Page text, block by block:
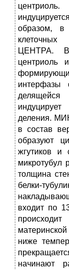
образом, в
ЦЕНТРА. В
центриоль
интерфазы
деления.
в состав
образуют
жгутиков и
микротубул
толщина
белки-
входит по
ниже
начинают